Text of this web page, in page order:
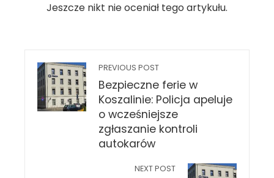
Jeszcze nikt nie oceniał tego artykułu.
PREVIOUS POST
Bezpieczne ferie w
Koszalinie: Policja apeluje
o wcześniejsze
zgłaszanie kontroli
autokarów
NEXT POST